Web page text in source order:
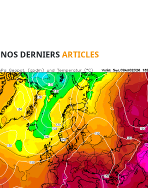
NOS DERNIERSARTICLES